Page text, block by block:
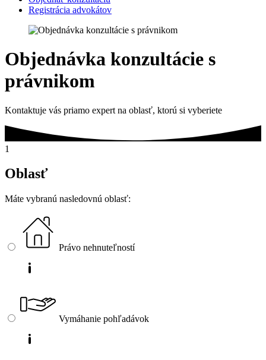
Registrácia advokátov
Objednávka konzultácie s
právnikom
Kontaktuje vás priamo expert na oblasť, ktorú si vyberiete
1
Oblasť
Máte vybranú nasledovnú oblasť:
Právo nehnuteľností
Vymáhanie pohľadávok